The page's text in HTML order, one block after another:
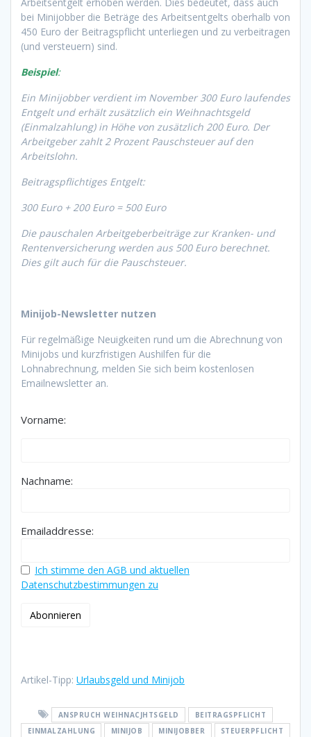
bei Minijobber die Beträge des Arbeitsentgelts oberhalb von
450 Euro der Beitragspflicht unterliegen und zu verbeitragen
(und versteuern) sind.
Beispiel:
Ein Minijobber verdient im November 300 Euro laufendes
Entgelt und erhält zusätzlich ein Weihnachtsgeld
(Einmalzahlung) in Höhe von zusätzlich 200 Euro. Der
Arbeitgeber zahlt 2 Prozent Pauschsteuer auf den
Arbeitslohn.
Beitragspflichtiges Entgelt:
300 Euro + 200 Euro = 500 Euro
Die pauschalen Arbeitgeberbeiträge zur Kranken- und
Rentenversicherung werden aus 500 Euro berechnet.
Dies gilt auch für die Pauschsteuer.
Minijob-Newsletter nutzen
Für regelmäßige Neuigkeiten rund um die Abrechnung von
Minijobs und kurzfristigen Aushilfen für die
Lohnabrechnung, melden Sie sich beim kostenlosen
Emailnewsletter an.
Vorname:
Nachname:
Emailaddresse:
Ich stimme den AGB und aktuellen
Datenschutzbestimmungen zu
Artikel-Tipp: Urlaubsgeld und Minijob
ANSPRUCH WEIHNACJHTSGELD
BEITRAGSPFLICHT
EINMALZAHLUNG
MINIJOB MINIJOBBER
STEUERPFLICHT